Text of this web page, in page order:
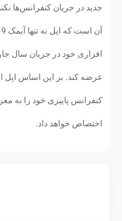
جدید در جریان کنفرانس‌ها
افزاری خود در جریان سال
عرضه کند. بر این اساس اپل
اختصاص خواهد داد.